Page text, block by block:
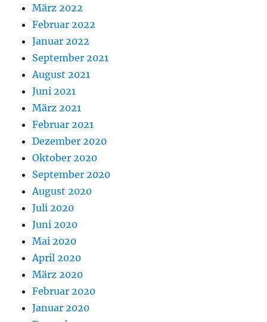
März 2022
Februar 2022
Januar 2022
September 2021
August 2021
Juni 2021
März 2021
Februar 2021
Dezember 2020
Oktober 2020
September 2020
August 2020
Juli 2020
Juni 2020
Mai 2020
April 2020
März 2020
Februar 2020
Januar 2020